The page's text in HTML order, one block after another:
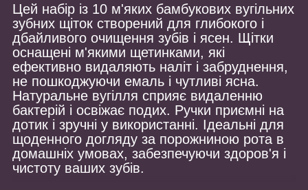
Цей набір із 10 м'яких бамбукових вугільних
зубних щіток створений для глибокого і
дбайливого очищення зубів і ясен. Щітки
оснащені м'якими щетинками, які
ефективно видаляють наліт і забруднення,
не пошкоджуючи емаль і чутливі ясна.
Натуральне вугілля сприяє видаленню
бактерій і освіжає подих. Ручки приємні на
дотик і зручні у використанні. Ідеальні для
щоденного догляду за порожниною рота в
домашніх умовах, забезпечуючи здоров'я і
чистоту ваших зубів.